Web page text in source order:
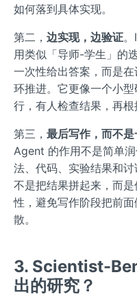
如何落到具体实现。
第二， 边实现，边验证
用类似「导师-学生」的
一次性给出答案，而是
环推进。它更像一个小
行，有人检查结果，再根
第三， 最后写作，而不
Agent 的作用不是简单
法、代码、实验结果和
不是把结果拼起来，而
性，避免写作阶段把前
散。
3. Scientist-
出的研究？